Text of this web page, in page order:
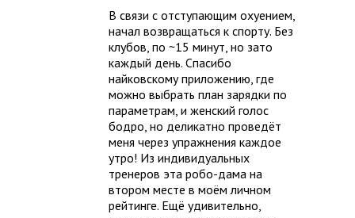
В связи с отступающим охуением,
начал возвращаться к спорту. Без
клубов, по ~15 минут, но зато
каждый день. Спасибо
найковскому приложению, где
можно выбрать план зарядки по
параметрам, и женский голос
бодро, но деликатно проведёт
меня через упражнения каждое
утро! Из индивидуальных
тренеров эта робо-дама на
втором месте в моём личном
рейтинге. Ещё удивительно,